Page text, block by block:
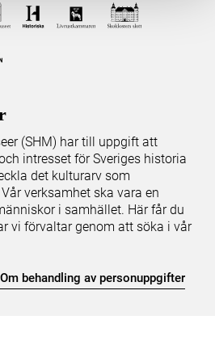
(SHM) har till uppgift att
intresset för Sveriges historia
det kulturarv som
verksamhet ska vara en
i samhället. Här får du
vi förvaltar genom att söka i vår
Om behandling av personuppgifter